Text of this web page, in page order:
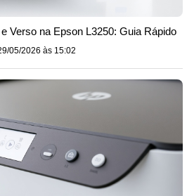
Verso na Epson L3250: Guia Rápido
05/2026 às 15:02